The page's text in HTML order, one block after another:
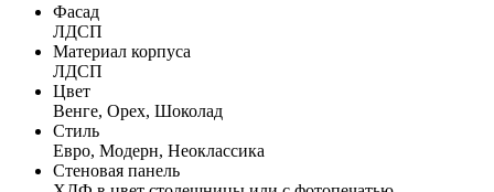
Фасад
ЛДСП
Материал корпуса
ЛДСП
Цвет
Венге, Орех, Шоколад
Стиль
Евро, Модерн, Неоклассика
Стеновая панель